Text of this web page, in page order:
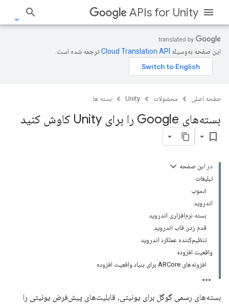
APIs for Unity
این صفحه به‌وسیله ترجمه شده است.
صفحه اصلی محصولات Unity بسته ها
بسته‌های Google را برای Unity کاوش کنید
bookmark_border
در این صفحه
تبلیغات
ادموب
اندروید
بسته نرم‌افزاری اندروید
قدم زدن قاب اندروید
تنظیم‌کننده عملکرد اندروید
واقعیت افزوده
افزونه‌های ARCore برای بنیاد واقعیت افزوده
بسته‌های رسمی گوگل برای یونیتی، قابلیت‌های پیش‌فرض یونیتی را